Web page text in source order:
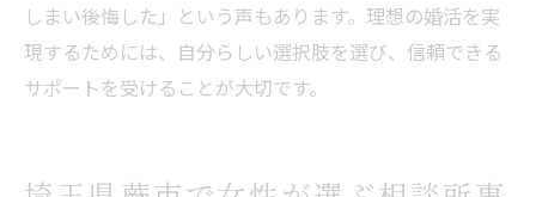
しまい後悔した」という声もあります。理想の婚活を実
現するためには、自分らしい選択肢を選び、信頼できる
サポートを受けることが大切です。